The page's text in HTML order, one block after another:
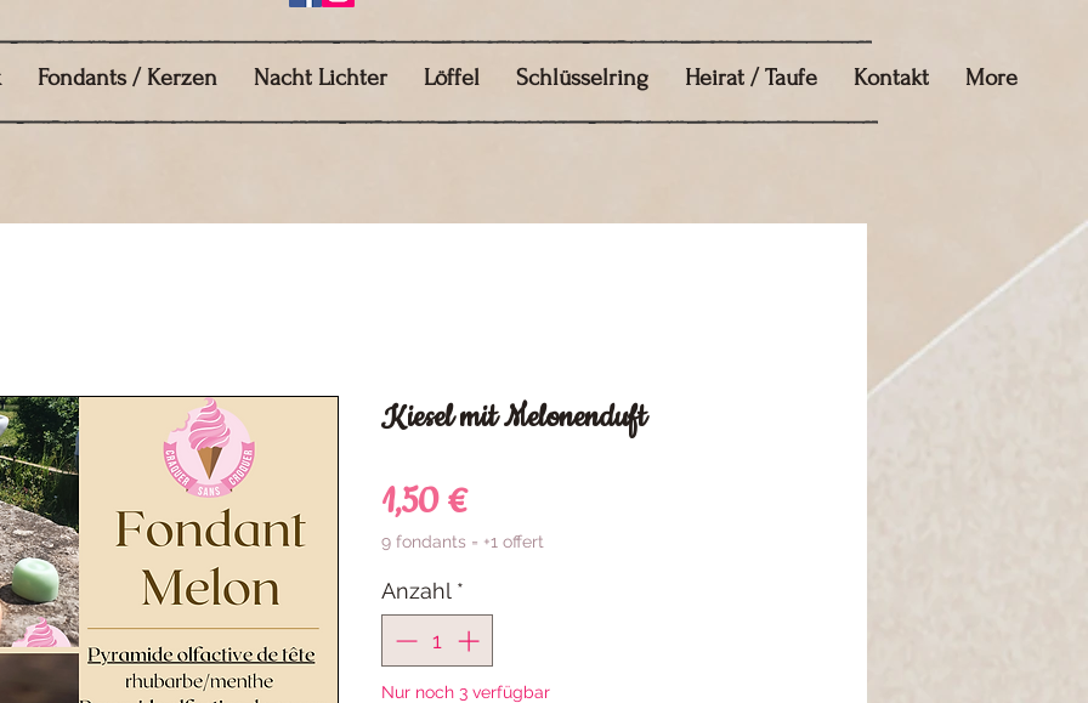
Fondants / Kerzen Nacht Lichter Löffel Schlüsselring Heirat / Taufe Kontakt More
Kiesel mit Melonenduft
1,50 €Preis
9 fondants = +1 offert
Anzahl *
Nur noch 3 verfügbar